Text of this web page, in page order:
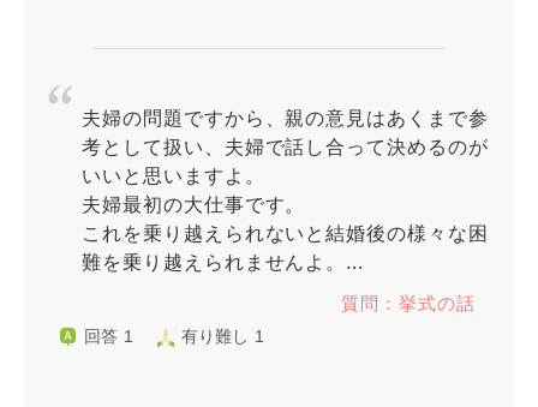
夫婦の問題ですから、親の意見はあくまで参
考として扱い、夫婦で話し合って決めるのが
いいと思いますよ。
夫婦最初の大仕事です。
これを乗り越えられないと結婚後の様々な困
難を乗り越えられませんよ。...
質問：挙式の話
回答 1 有り難し 1